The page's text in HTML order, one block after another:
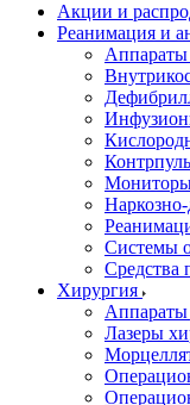
Акции и
Реанимация и
Системы
Средства
Хирургия
Аппараты
Лазеры